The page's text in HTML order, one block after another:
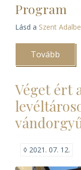
Program
Lásd a Szent
Tovább
és
)
Véget ért
◊ 2021. 07. 12.